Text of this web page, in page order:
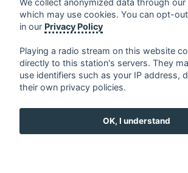
We collect anonymized data through
which may use cookies. You can opt-
in our Privacy Policy
Playing a radio stream on this website
directly to this station's servers. They
use identifiers such as your IP address,
their own privacy policies.
OK, I understand